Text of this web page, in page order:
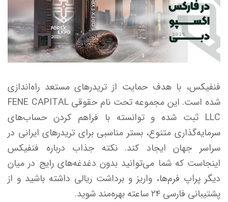
فنفیکس، با هدف حمایت از تریدر‌های مستعد راه‌اندازی
شده است. این مجموعه تحت نام حقوقی FENE CAPITAL
LLC ثبت شده و توانسته با فراهم کردن حساب‌های
سرمایه‌گذاری متنوع، بستر مناسبی برای تریدر‌های ایرانی در
سراسر جهان ایجاد کند. نکته جذاب درباره فنفیکس
اینجاست که شما می‌توانید بدون دغدغه‌های رایج در میان
دیگر پراپ فرم‌ها، واریز و برداشت ریالی داشته باشید و از
پشتیبانی فارسی ۲۴ ساعته بهره‌مند شوید.